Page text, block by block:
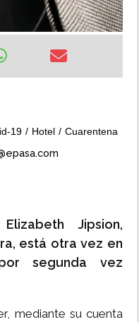
19 Hotel Cuarentena
Jipsion,
está otra vez en
segunda vez
mediante su cuenta